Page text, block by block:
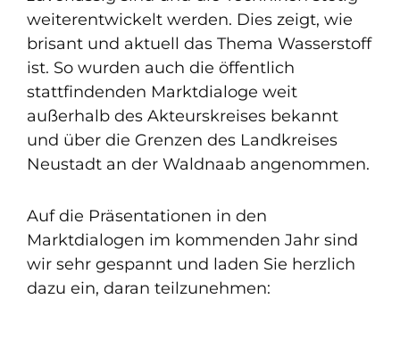
weiterentwickelt werden. Dies zeigt, wie
brisant und aktuell das Thema Wasserstoff
ist. So wurden auch die öffentlich
stattfindenden Marktdialoge weit
außerhalb des Akteurskreises bekannt
und über die Grenzen des Landkreises
Neustadt an der Waldnaab angenommen.
Auf die Präsentationen in den
Marktdialogen im kommenden Jahr sind
wir sehr gespannt und laden Sie herzlich
dazu ein, daran teilzunehmen: